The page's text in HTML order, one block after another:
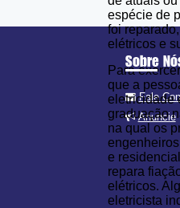
espécie de
foi
elétricos e
Para
que a
eletricidade
graduação
na qual os
e
repara
elétricos.
eletricista
Sobre
Fale
Anuncie